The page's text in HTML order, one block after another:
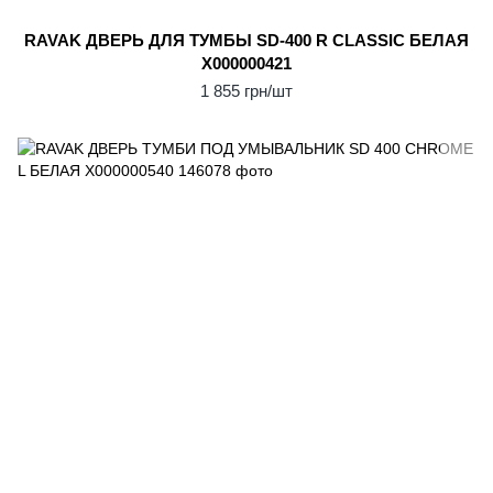
RAVAK ДВЕРЬ ДЛЯ ТУМБЫ SD-400 R CLASSIC БЕЛАЯ
X000000421
1 855 грн/шт